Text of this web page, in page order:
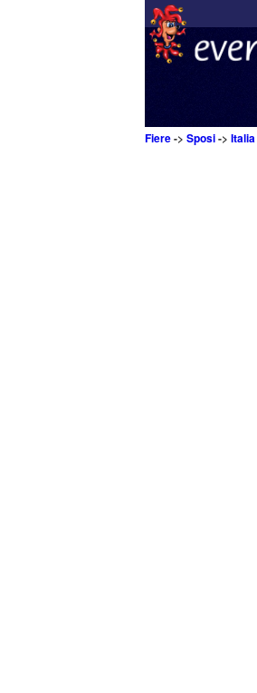
Fiere-> Sposi-> Italia